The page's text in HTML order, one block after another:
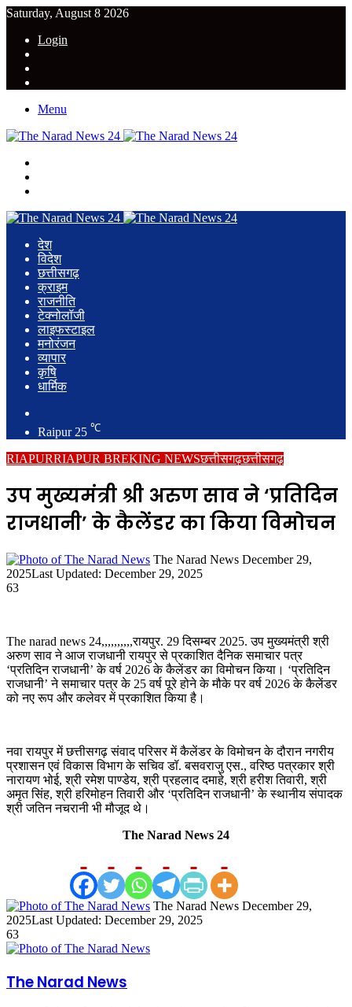
Saturday, August 8 2026
Login
Menu
देश
विदेश
छत्तीसगढ़
क्राइम
राजनीति
टेक्नोलॉजी
लाइफस्टाइल
मनोरंजन
व्यापार
कृषि
धार्मिक
for
Raipur 25 ℃
RIAPURRIAPUR BREKING NEWSछत्तीसगढ़छत्तीसगढ़
उप मुख्यमंत्री श्री अरुण साव ने ‘प्रतिदिन
राजधानी’ के कैलेंडर का किया विमोचन
The Narad News Send
December 29,
2025Last Updated: December 29, 2025
63
The narad news 24,,,,,,,,,,रायपुर. 29 दिसम्बर 2025. उप मुख्यमंत्री श्री
अरुण साव ने आज राजधानी रायपुर से प्रकाशित दैनिक समाचार पत्र
‘प्रतिदिन राजधानी’ के वर्ष 2026 के कैलेंडर का विमोचन किया। ‘प्रतिदिन
राजधानी’ ने समाचार पत्र के 25 वर्ष पूरे होने के मौके पर वर्ष 2026 के कैलेंडर
को नए रूप और कलेवर में प्रकाशित किया है।
नवा रायपुर में छत्तीसगढ़ संवाद परिसर में कैलेंडर के विमोचन के दौरान नगरीय
प्रशासन एवं विकास विभाग के सचिव डॉ. बसवराजु एस., वरिष्ठ पत्रकार श्री
नारायण भोई, श्री रमेश पाण्डेय, श्री प्रहलाद दमाहे, श्री हरीश तिवारी, श्री
अमृत सिंह, श्री हरिमोहन तिवारी और ‘प्रतिदिन राजधानी’ के स्थानीय संपादक
श्री जतिन नचरानी भी मौजूद थे।
The Narad News 24
The Narad News Send
December 29,
2025Last Updated: December 29, 2025
63
The Narad News